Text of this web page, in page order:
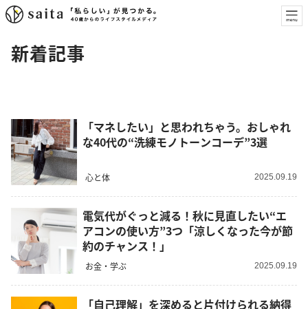
新着記事
「マネしたい」と思われちゃう。おしゃれ
な40代の“洗練モノトーンコーデ”3選
心と体 2025.09.19
電気代がぐっと減る！秋に見直したい“エ
アコンの使い方”3つ「涼しくなった今が節
約のチャンス！」
お金・学ぶ 2025.09.19
「自己理解」を深めると片付けられる納得